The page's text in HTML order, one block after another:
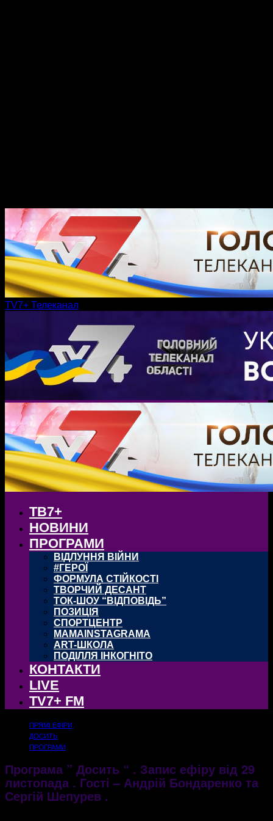
TV7+ Телеканал
ТВ7+
НОВИНИ
ПРОГРАМИ
ВІДЛУННЯ ВІЙНИ
#ГЕРОЇ
ФОРМУЛА СТІЙКОСТІ
ТВОРЧИЙ ДЕСАНТ
ТОК-ШОУ “ВІДПОВІДЬ”
ПОЗИЦІЯ
СПОРТЦЕНТР
MAMAINSTAGRAMA
ART-ШКОЛА
ПОДІЛЛЯ ІНКОГНІТО
КОНТАКТИ
LIVE
TV7+ FM
ПРЯМІ ЕФІРИ
ДОСИТЬ
ПРОГРАМИ
Програма ” Досить “ . Запис ефіру від 29
листопада . Гості – Андрій Бондаренко та
Сергій Шепурев .